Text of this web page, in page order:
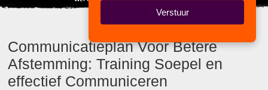
Communicatieplan Voor Betere
Afstemming: Training Soepel en
effectief Communiceren
Verstuur